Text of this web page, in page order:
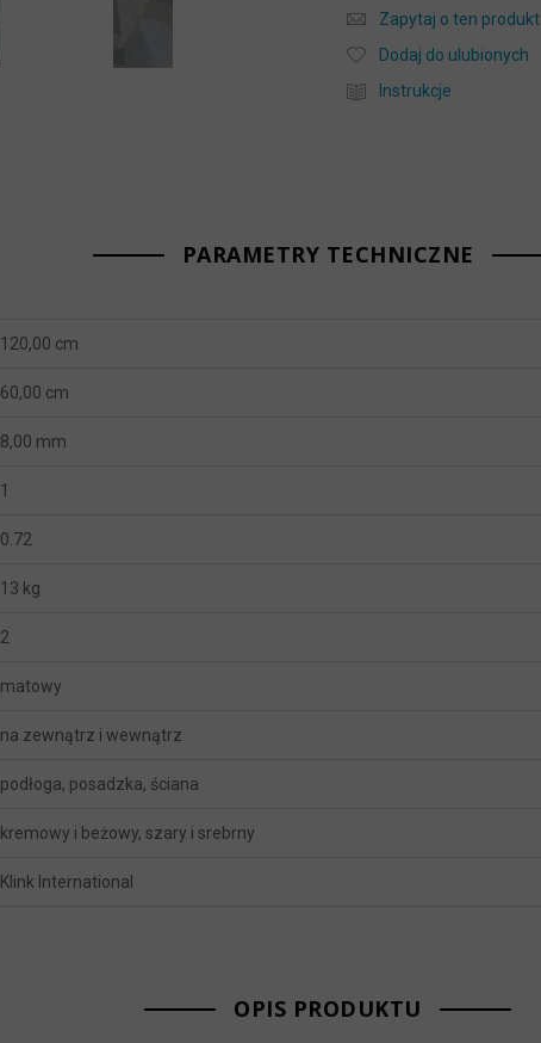
Zapytaj o ten produkt
Dodaj do ulubionych
Instrukcje
PARAMETRY TECHNICZNE
120,00 cm
60,00 cm
8,00 mm
1
0.72
13 kg
2
matowy
na zewnątrz i wewnątrz
podłoga, posadzka, ściana
kremowy i beżowy, szary i srebrny
Klink International
OPIS PRODUKTU